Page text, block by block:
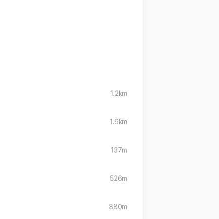
1.2km
1.9km
137m
526m
880m